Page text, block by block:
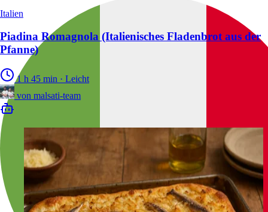
Italien
Piadina Romagnola (Italienisches Fladenbrot aus der
Pfanne)
1 h 45 min · Leicht
von malsati-team